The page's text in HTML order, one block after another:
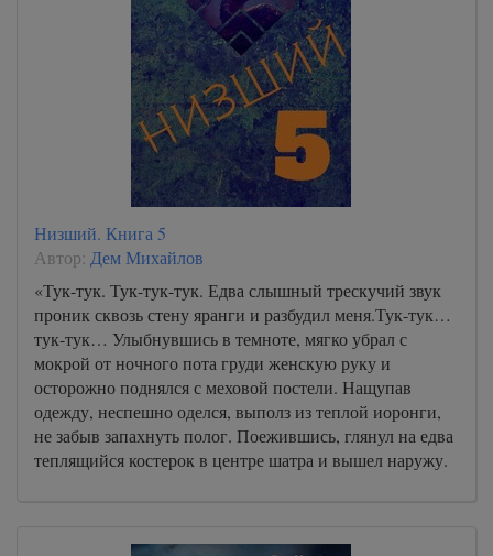
Низший. Книга 5
Автор: Дем Михайлов
«Тук-тук. Тук-тук-тук. Едва слышный трескучий звук
проник сквозь стену яранги и разбудил меня.Тук-тук…
тук-тук… Улыбнувшись в темноте, мягко убрал с
мокрой от ночного пота груди женскую руку и
осторожно поднялся с меховой постели. Нащупав
одежду, неспешно оделся, выполз из теплой иоронги,
не забыв запахнуть полог. Поежившись, глянул на едва
теплящийся костерок в центре шатра и вышел наружу.